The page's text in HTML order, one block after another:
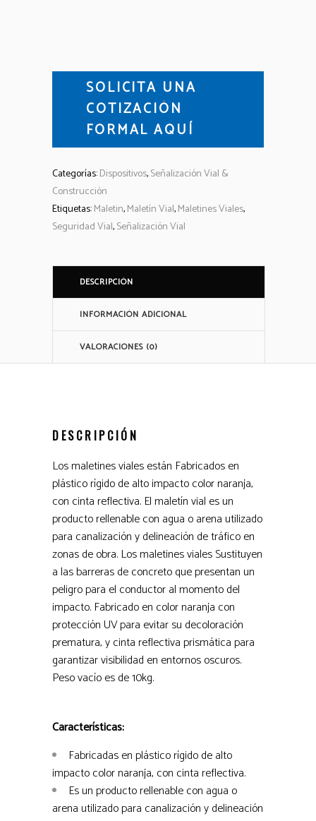
SOLICITA UNA
COTIZACIÓN
FORMAL AQUÍ
Categorías:Dispositivos,Señalización Vial &
Construcción
Etiquetas:Maletin,Maletín Vial,Maletines Viales,
Seguridad Vial,Señalización Vial
DESCRIPCIÓN
INFORMACIÓN ADICIONAL
VALORACIONES (0)
DESCRIPCIÓN
Los maletines viales están Fabricados en
plástico rígido de alto impacto color naranja,
con cinta reflectiva. El maletín vial es un
producto rellenable con agua o arena utilizado
para canalización y delineación de tráfico en
zonas de obra. Los maletines viales Sustituyen
a las barreras de concreto que presentan un
peligro para el conductor al momento del
impacto. Fabricado en color naranja con
protección UV para evitar su decoloración
prematura, y cinta reflectiva prismática para
garantizar visibilidad en entornos oscuros.
Peso vacío es de 10kg.
Características:
Fabricadas en plástico rígido de alto
impacto color naranja, con cinta reflectiva.
Es un producto rellenable con agua o
arena utilizado para canalización y delineación